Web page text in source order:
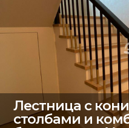
Лестница с
столбами и